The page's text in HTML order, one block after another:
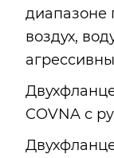
диапазоне
воздух,
COVNA с